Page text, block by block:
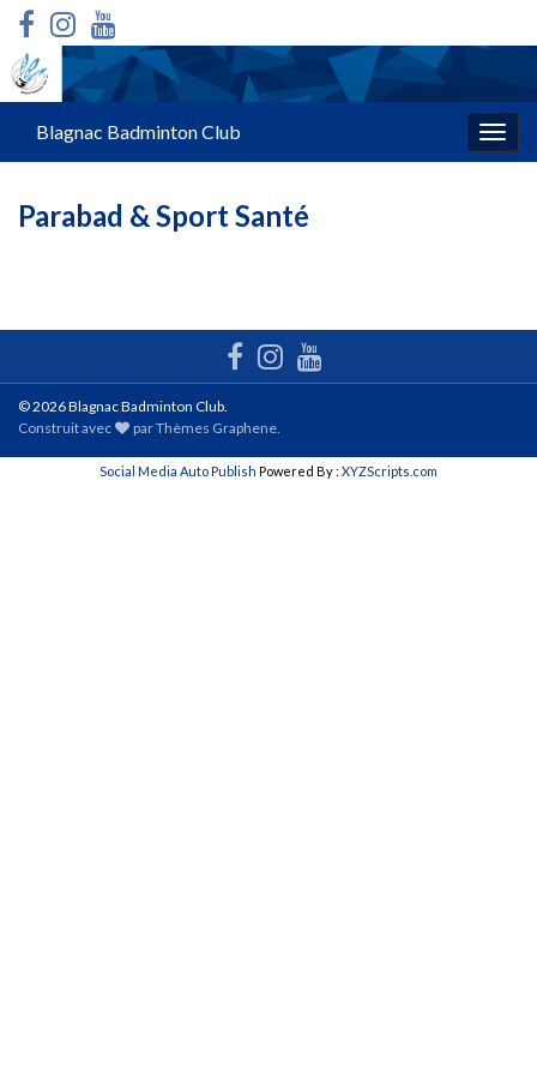
Blagnac Badminton Club
Parabad & Sport Santé
© 2026 Blagnac Badminton Club.
Construit avec
parThèmes Graphene.
Social Media Auto Publish Powered By : XYZScripts.com